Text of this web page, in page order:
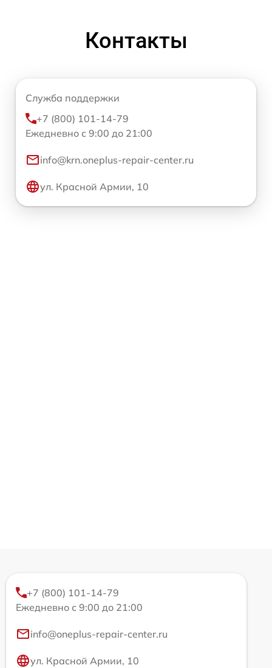
Контакты
Служба поддержки
+7 (800) 101-14-79
Ежедневно с 9:00 до 21:00
info@krn.oneplus-repair-center.ru
ул. Красной Армии, 10
+7 (800) 101-14-79
Ежедневно с 9:00 до 21:00
info@oneplus-repair-center.ru
ул. Красной Армии, 10